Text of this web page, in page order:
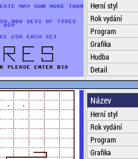
Herní styl
Rok vydání
Program
Grafika
Hudba
Detail
Název
Herní styl
Rok vydání
Program
Grafika